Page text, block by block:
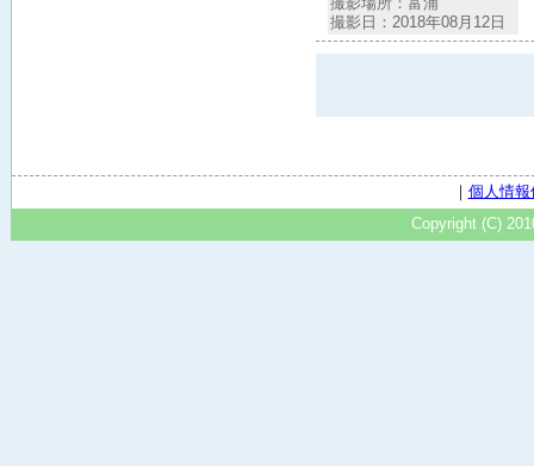
撮影日：2018年08月12日
｜ 個人情
Copyright (C)